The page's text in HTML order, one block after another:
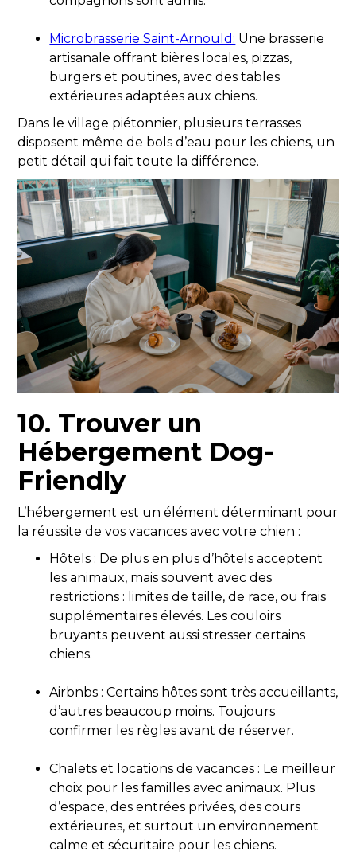
Microbrasserie Saint-Arnould: Une brasserie
artisanale offrant bières locales, pizzas,
burgers et poutines, avec des tables
extérieures adaptées aux chiens.
Dans le village piétonnier, plusieurs terrasses
disposent même de bols d’eau pour les chiens, un
petit détail qui fait toute la différence.
10. Trouver un
Hébergement Dog-
Friendly
L’hébergement est un élément déterminant pour
la réussite de vos vacances avec votre chien :
Hôtels : De plus en plus d’hôtels acceptent
les animaux, mais souvent avec des
restrictions : limites de taille, de race, ou frais
supplémentaires élevés. Les couloirs
bruyants peuvent aussi stresser certains
chiens.
Airbnbs : Certains hôtes sont très accueillants,
d’autres beaucoup moins. Toujours
confirmer les règles avant de réserver.
Chalets et locations de vacances : Le meilleur
choix pour les familles avec animaux. Plus
d’espace, des entrées privées, des cours
extérieures, et surtout un environnement
calme et sécuritaire pour les chiens.